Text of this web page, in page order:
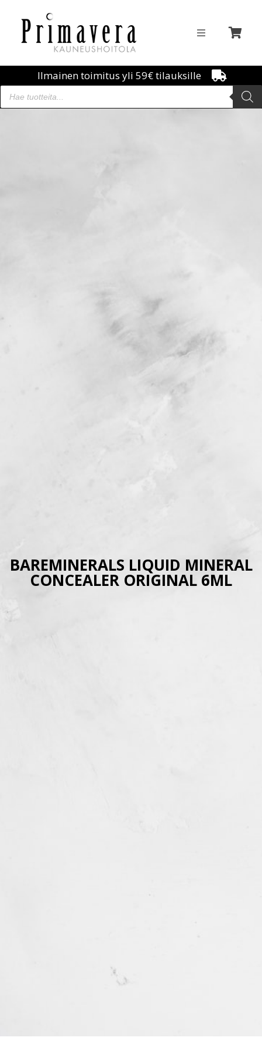
Ilmainen toimitus yli 59€ tilauksille
BAREMINERALS LIQUID MINERAL
CONCEALER ORIGINAL 6ML